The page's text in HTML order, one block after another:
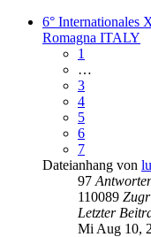
6° Internationales
Romagna ITALY
1
…
3
4
5
6
7
Dateianhang von
97
110089
Letzter
Mi Aug 10,